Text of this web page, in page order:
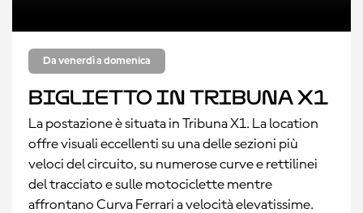
Da venerdì a domenica
Biglietto in Tribuna X1
La postazione è situata in Tribuna X1. La location
offre visuali eccellenti su una delle sezioni più
veloci del circuito, su numerose curve e rettilinei
del tracciato e sulle motociclette mentre
affrontano Curva Ferrari a velocità elevatissime.